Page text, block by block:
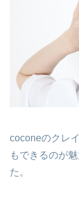
coconeのクレ
もできるのが
た。